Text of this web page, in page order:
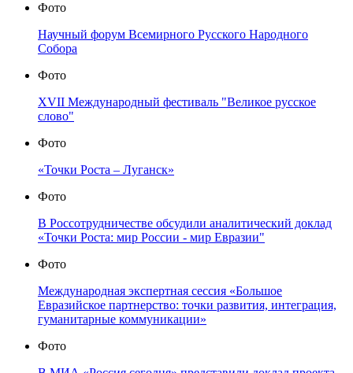
Фото
Научный форум Всемирного Русского Народного
Собора
Фото
XVII Международный фестиваль "Великое русское
слово"
Фото
«Точки Роста – Луганск»
Фото
В Россотрудничестве обсудили аналитический доклад
«Точки Роста: мир России - мир Евразии"
Фото
Международная экспертная сессия «Большое
Евразийское партнерство: точки развития, интеграция,
гуманитарные коммуникации»
Фото